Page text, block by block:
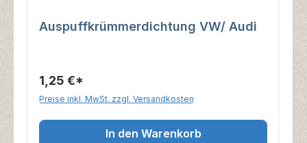
Auspuffkrümmerdichtung VW/ Audi
1,25 €*
Preise inkl. MwSt. zzgl. Versandkosten
In den Warenkorb